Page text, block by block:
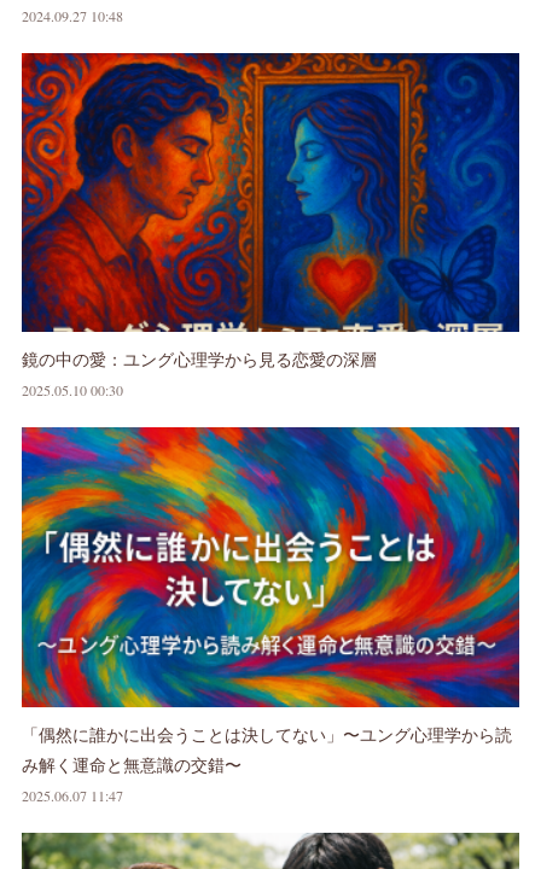
2024.09.27 10:48
鏡の中の愛：ユング心理学から見る恋愛の深層
2025.05.10 00:30
「偶然に誰かに出会うことは決してない」〜ユング心理学から読
み解く運命と無意識の交錯〜
2025.06.07 11:47